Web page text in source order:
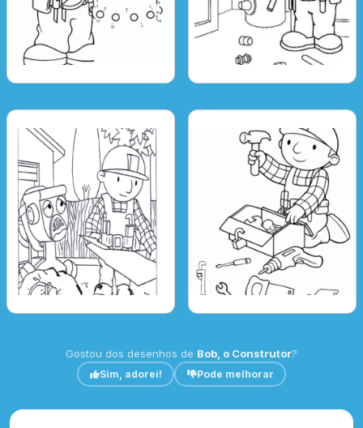
Gostou dos desenhos de Bob, o Construtor?
Sim, adorei! Pode melhorar